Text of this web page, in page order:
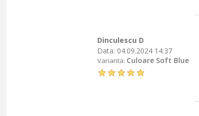
Dinculescu D
Data: 04.09.2024 14:37
Varianta: Culoare Soft Blue